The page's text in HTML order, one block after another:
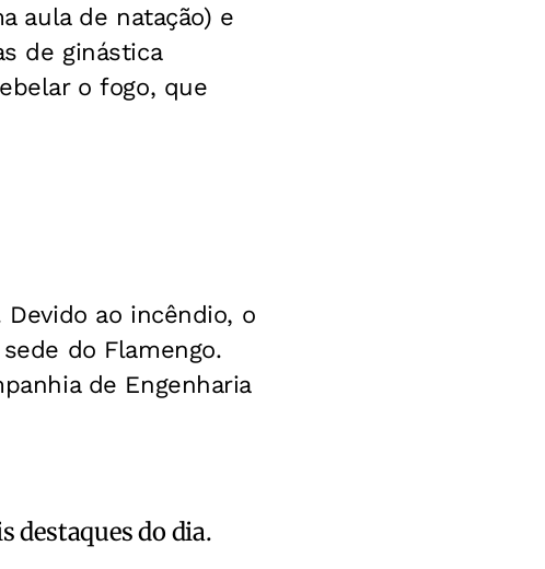
aula de natação) e
de ginástica
o fogo, que
ao incêndio, o
do Flamengo.
de Engenharia
destaques do dia.